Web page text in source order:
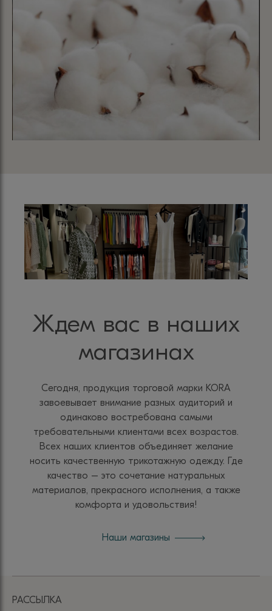
Ждем вас в наших
магазинах
Сегодня, продукция торговой марки KORA
завоевывает внимание разных аудиторий и
одинаково востребована самыми
требовательными клиентами всех возрастов.
Всех наших клиентов объединяет желание
носить качественную трикотажную одежду. Где
качество – это сочетание натуральных
материалов, прекрасного исполнения, а также
комфорта и удовольствия!
Наши магазины
РАССЫЛКА